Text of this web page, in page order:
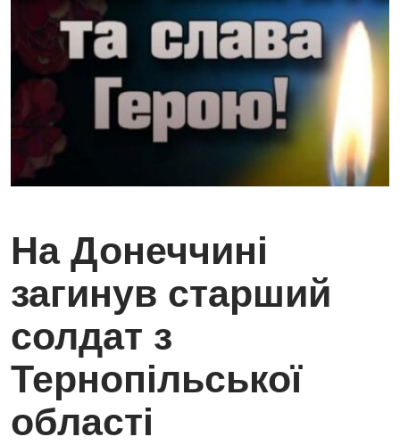
На Донеччині
загинув старший
солдат з
Тернопільської
області